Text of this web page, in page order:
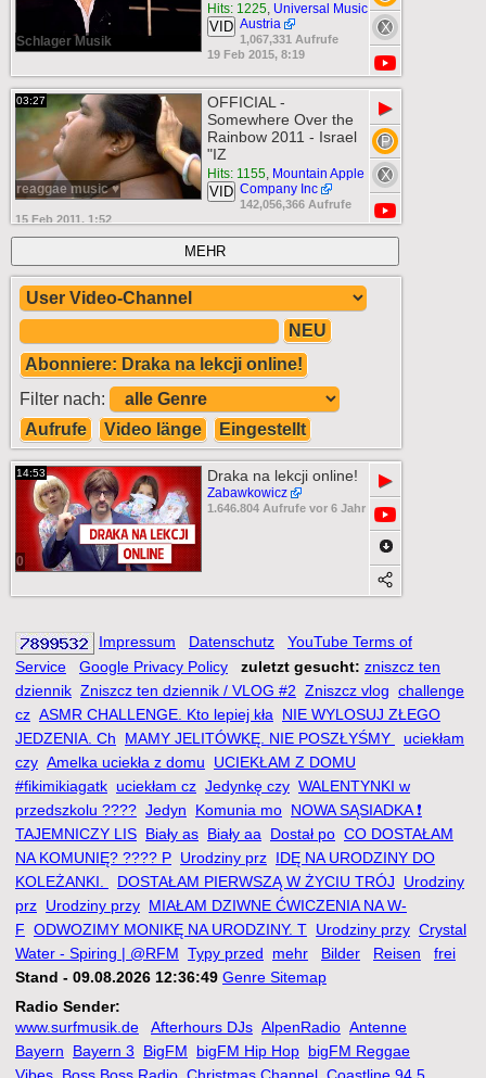
Schlager Musik
Hits: 1225, Universal Music
Austria
VID
1,067,331 Aufrufe
19 Feb 2015, 8:19
03:27
reaggae music ♥
OFFICIAL -
Somewhere Over the
Rainbow 2011 - Israel
"IZ
Hits: 1155, Mountain Apple
Company Inc
VID
142,056,366 Aufrufe
15 Feb 2011, 1:52
▶
MEHR
NEU
Abonniere: Draka na lekcji online!
Filter nach:
Aufrufe
Video länge Eingestellt
14:53
0
Draka na lekcji online!
Zabawkowicz
1.646.804 Aufrufe vor 6 Jahr
▶
Impressum Datenschutz
YouTube Terms of
Service
Google Privacy Policy zuletzt gesucht: zniszcz ten
dziennik Zniszcz ten dziennik / VLOG #2 Zniszcz vlog challenge
cz ASMR CHALLENGE. Kto lepiej kła
NIE WYLOSUJ ZŁEGO
JEDZENIA. Ch
MAMY JELITÓWKĘ. NIE POSZŁYŚMY
uciekłam
czy Amelka uciekła z domu
UCIEKŁAM Z DOMU
#fikimikiagatk uciekłam cz Jedynkę czy WALENTYNKI w
przedszkolu ???? Jedyn Komunia mo NOWA SĄSIADKA ❗
TAJEMNICZY LIS Biały as Biały aa Dostał po CO DOSTAŁAM
NA KOMUNIĘ? ???? P Urodziny prz IDĘ NA URODZINY DO
KOLEŻANKI.
DOSTAŁAM PIERWSZĄ W ŻYCIU TRÓJ
Urodziny
prz Urodziny przy MIAŁAM DZIWNE ĆWICZENIA NA W-
F ODWOZIMY MONIKĘ NA URODZINY. T Urodziny przy Crystal
Water - Spiring | @RFM Typy przed mehr Bilder Reisen
frei
Stand - 09.08.2026 12:36:49 Genre Sitemap
Radio Sender:
www.surfmusik.de
Afterhours DJs AlpenRadio Antenne
Bayern
Bayern 3 BigFM bigFM Hip Hop bigFM Reggae
Vibes Boss Boss Radio Christmas Channel Coastline 94.5